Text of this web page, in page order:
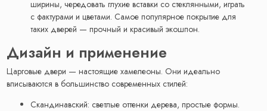
ширины, чередовать глухие вставки со стеклянными, играть
с фактурами и цветами. Самое популярное покрытие для
таких дверей — прочный и красивый экошпон.
Дизайн и применение
Царговые двери — настоящие хамелеоны. Они идеально
вписываются в большинство современных стилей:
Скандинавский: светлые оттенки дерева, простые формы.